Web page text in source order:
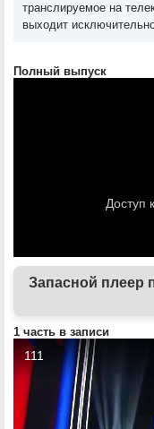
транслируемое на
выходит
Полный выпуск
Запасной плеер
1 часть в записи